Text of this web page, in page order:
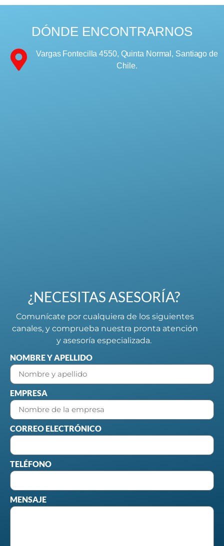
DÓNDE ENCONTRARNOS
Vargas Fontecilla 4550, Quinta Normal, Santiago de
Chile.
¿NECESITAS ASESORÍA?
Comunícate por cualquiera de los siguientes
canales, y comprueba nuestra pronta atención
y asesoría especializada.
NOMBRE Y APELLIDO
EMPRESA
CORREO ELECTRÓNICO
TELÉFONO
MENSAJE